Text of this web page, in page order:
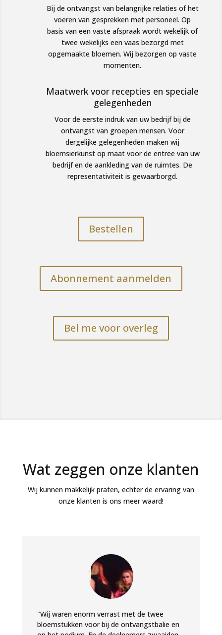
Bij de ontvangst van belangrijke relaties of het
voeren van gesprekken met personeel. Op
basis van een vaste afspraak wordt wekelijk of
twee wekelijks een vaas bezorgd met
opgemaakte bloemen. Wij bezorgen op vaste
momenten.
Maatwerk voor recepties en speciale
gelegenheden
Voor de eerste indruk van uw bedrijf bij de
ontvangst van groepen mensen. Voor
dergelijke gelegenheden maken wij
bloemsierkunst op maat voor de entree van uw
bedrijf en de aankleding van de ruimtes. De
representativiteit is gewaarborgd.
Bestellen
Abonnement aanmelden
Bel me voor overleg
Wat zeggen onze klanten
Wij kunnen makkelijk praten, echter de ervaring van
onze klanten is ons meer waard!
"Wij waren enorm verrast met de twee
bloemstukken voor bij de ontvangstbalie en